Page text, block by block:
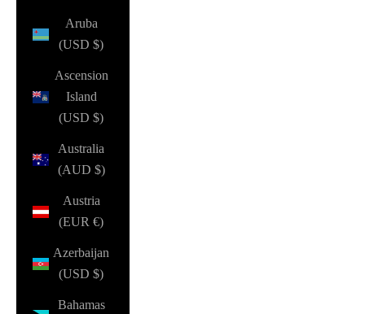
Aruba
(USD $)
Ascension
Island
(USD $)
Australia
(AUD $)
Austria
(EUR €)
Azerbaijan
(USD $)
Bahamas